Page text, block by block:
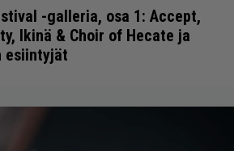
-galleria, osa 1: Accept,
Ikinä & Choir of Hecate ja
esiintyjät